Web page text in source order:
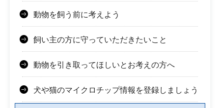
動物を飼う前に考えよう
飼い主の方に守っていただきたいこと
動物を引き取ってほしいとお考えの方へ
犬や猫のマイクロチップ情報を登録しましょう